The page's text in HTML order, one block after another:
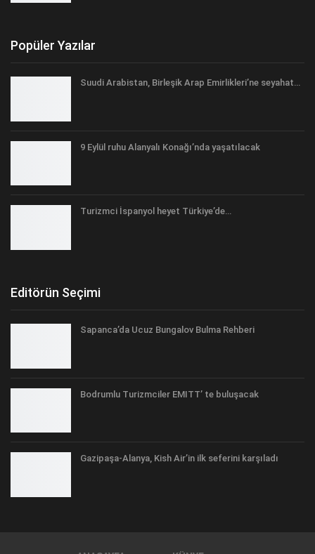
Popüler Yazılar
Suudi Arabistan, Birleşik Arap Emirlikleri’ne seyahat…
9 Eylül ruhu Alanyalı Konağı’nda yaşatılacak
Turizmci İspanyol heyet Türkiye’de…
Editörün Seçimi
Sapanca’da Ucuz Bungalov Bulma Rehberi
Bodrumlu Turizmciler EMITT’ te buluşacak
Gazipaşa-Alanya, Kish Air’in ilk seferini karşıladı